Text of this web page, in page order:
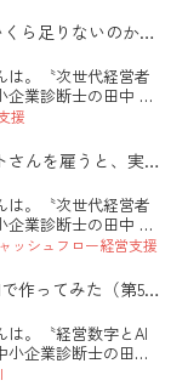
す。最近シリーズ
用 […]
ら足りないのか」
は。〝次世代経営者
企業診断士の田中 健
路開拓と数字のつな
い。ただ、現状の
とにか […]
援
さんを雇うと、実際
ていう雇用問題の
は。〝次世代経営者
企業診断士の田中 健
を雇うのが怖い」と
が出てきました。時
くれる […]
ッシュフロー経営支援
作ってみた（第5
は。〝経営数字とAI
小企業診断士の田中
届けしてきた「社長